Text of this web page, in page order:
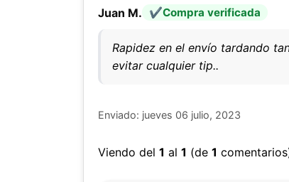
Juan M. Compra verificada
Rapidez en el envío tardando
evitar cualquier tip..
Enviado: jueves 06 julio, 2023
Viendo del 1 al 1 (de 1